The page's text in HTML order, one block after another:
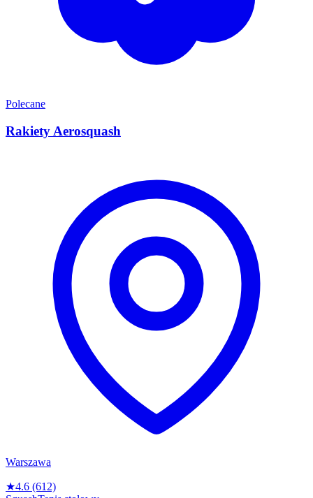
Polecane
Rakiety Aerosquash
Warszawa
★4.6 (612)